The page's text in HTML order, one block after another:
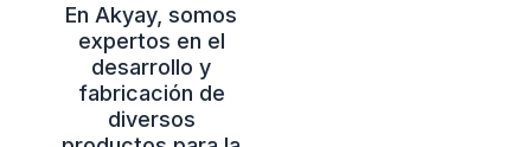
En Akyay, somos
expertos en el
desarrollo y
fabricación de
diversos